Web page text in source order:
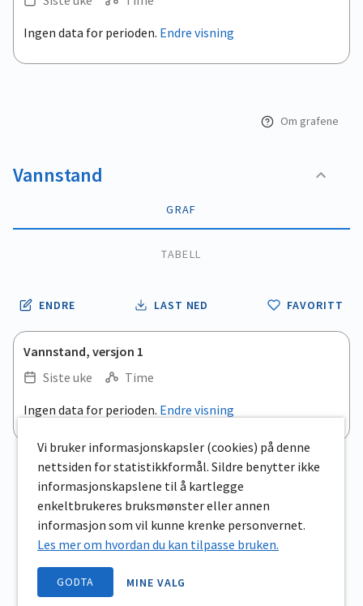
.
View as data table, .
Ingen data for perioden. Endre visning
Om grafene
Vannstand
GRAF
TABELL
ENDRE LAST NED FAVORITT
Vannstand, versjon 1
Siste uke
Time
.
View as data table, .
Ingen data for perioden. Endre visning
Vi bruker informasjonskapsler (cookies) på denne
nettsiden for statistikkformål. Sildre benytter ikke
informasjonskapslene til å kartlegge
enkeltbrukeres bruksmønster eller annen
informasjon som vil kunne krenke personvernet.
Les mer om hvordan du kan tilpasse bruken.
GODTA MINE VALG